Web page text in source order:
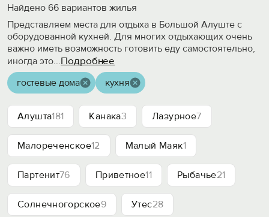
Найдено 66 вариантов жилья
Представляем места для отдыха в Большой Алуште с
оборудованной кухней. Для многих отдыхающих очень
важно иметь возможность готовить еду самостоятельно,
иногда это...Подробнее
гостевые дома кухня
Алушта181 Канака3 Лазурное7
Малореченское12 Малый Маяк1
Партенит76 Приветное11 Рыбачье21
Солнечногорское9 Утес28